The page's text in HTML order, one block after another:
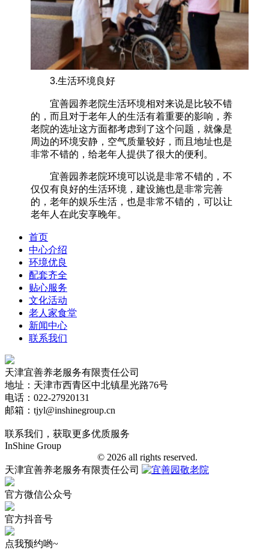
3.生活环境良好
宜善园养老院生活环境相对来说是比较不错
的，而且对于老年人的生活有着重要的影响，养
老院的选址这方面都考虑到了这个问题，就像是
周边的环境安静，空气质量较好，而且地址也是
非常不错的，给老年人提供了很大的便利。
宜善园养老院环境可以说是非常不错的，不
仅仅有良好的生活环境，建设施也是非常完善
的，老年的娱乐生活，也是非常不错的，可以让
老年人在此安享晚年。
首页
中心介绍
环境优良
配套齐全
贴心服务
文化活动
老人家食堂
新闻中心
联系我们
天津宜善养老服务有限责任公司
地址：天津市西青区中北镇星光路76号
电话：022-27920131
邮箱：tjyl@inshinegroup.cn
联系我们，获取更多优质服务
InShine Group
© 2026 all rights reserved.
天津宜善养老服务有限责任公司
官方微信公众号
官方抖音号
点我预约哟~